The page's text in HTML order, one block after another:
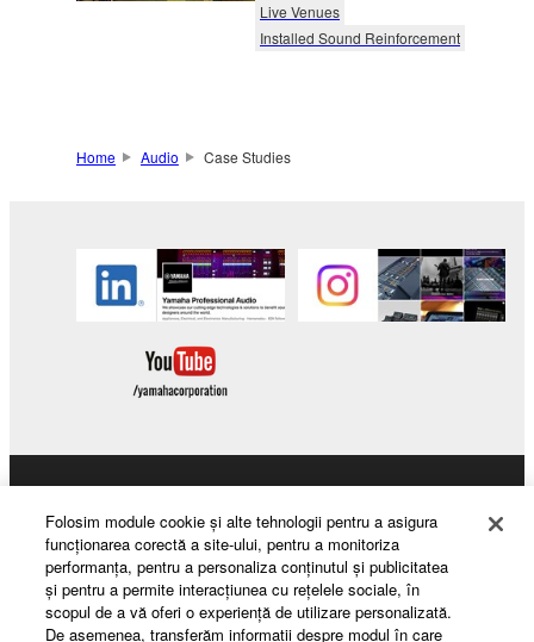
Live Venues
Installed Sound Reinforcement
Home Audio Case Studies
News
Folosim module cookie şi alte tehnologii pentru a asigura
funcţionarea corectă a site-ului, pentru a monitoriza
performanţa, pentru a personaliza conţinutul şi publicitatea
şi pentru a permite interacţiunea cu reţelele sociale, în
scopul de a vă oferi o experienţă de utilizare personalizată.
De asemenea, transferăm informaţii despre modul în care